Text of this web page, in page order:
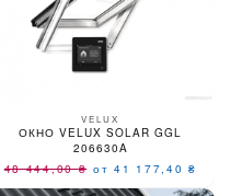
VELUX
ОКНО VELUX SOLAR GGL
206630A
48 444,00₴ от 41 177,40₴